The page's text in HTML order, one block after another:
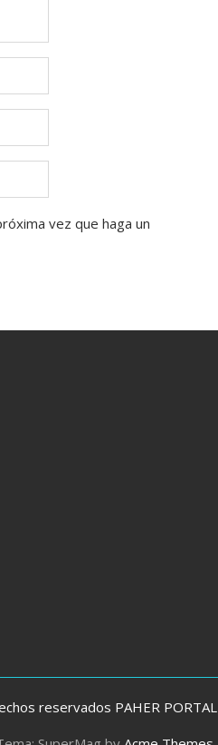
vez que haga un
reservados PAHER PORTAL